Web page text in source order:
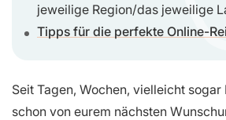
jeweilige Region/das jeweilige
Tipps für die perfekte Online-
Seit Tagen, Wochen, vielleicht
schon von eurem nächsten